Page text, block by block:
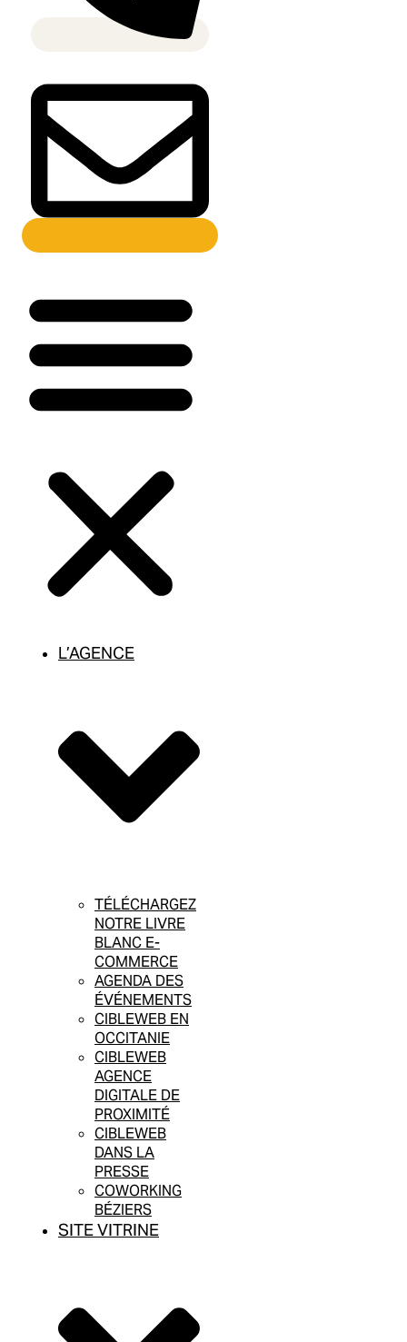
L’AGENCE
TÉLÉCHARGEZ
NOTRE LIVRE
BLANC E-
COMMERCE
AGENDA DES
ÉVÉNEMENTS
CIBLEWEB EN
OCCITANIE
CIBLEWEB
AGENCE
DIGITALE DE
PROXIMITÉ
CIBLEWEB
DANS LA
PRESSE
COWORKING
BÉZIERS
SITE VITRINE